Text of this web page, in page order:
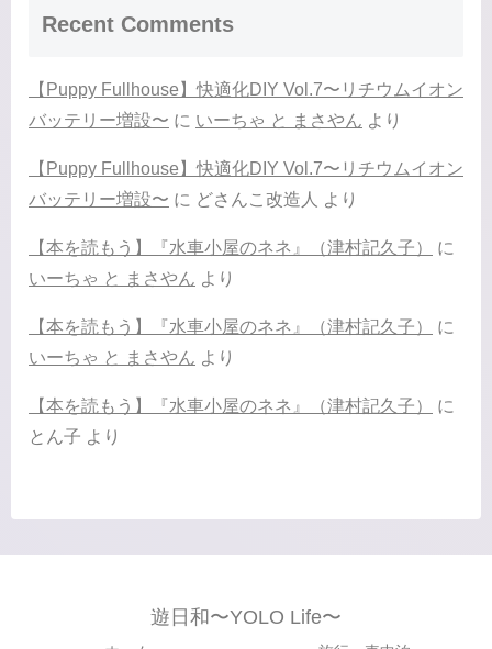
Recent Comments
【Puppy Fullhouse】快適化DIY Vol.7〜リチウムイオン
バッテリー増設〜 に いーちゃ と まさやん より
【Puppy Fullhouse】快適化DIY Vol.7〜リチウムイオン
バッテリー増設〜 に どさんこ改造人 より
【本を読もう】『水車小屋のネネ』（津村記久子）
に
いーちゃ と まさやん より
【本を読もう】『水車小屋のネネ』（津村記久子）
に
いーちゃ と まさやん より
【本を読もう】『水車小屋のネネ』（津村記久子）
に
とん子 より
遊日和〜YOLO Life〜